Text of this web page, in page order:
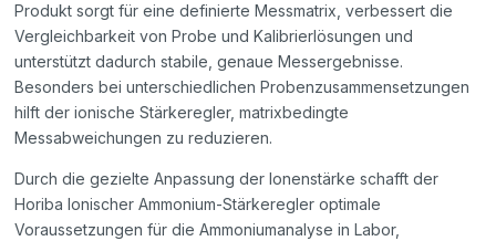
Produkt sorgt für eine definierte Messmatrix, verbessert die
Vergleichbarkeit von Probe und Kalibrierlösungen und
unterstützt dadurch stabile, genaue Messergebnisse.
Besonders bei unterschiedlichen Probenzusammensetzungen
hilft der ionische Stärkeregler, matrixbedingte
Messabweichungen zu reduzieren.
Durch die gezielte Anpassung der Ionenstärke schafft der
Horiba Ionischer Ammonium-Stärkeregler optimale
Voraussetzungen für die Ammoniumanalyse in Labor,